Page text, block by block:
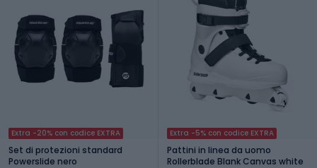
Extra -20% con codice EXTRA
Set di protezioni standard
Powerslide nero
Extra -5% con codice EXTRA
Pattini in linea da uomo
Rollerblade Blank Canvas white